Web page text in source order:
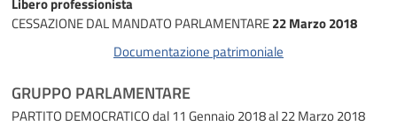
CESSAZIONE DAL MANDATO PARLAMENTARE22 Marzo 2018
Documentazione patrimoniale
GRUPPO PARLAMENTARE
PARTITO DEMOCRATICOdal 11 Gennaio 2018 al 22 Marzo 2018